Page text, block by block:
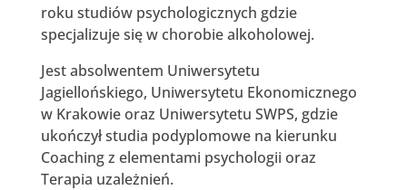
roku studiów psychologicznych gdzie
specjalizuje się w chorobie alkoholowej.
Jest absolwentem Uniwersytetu
Jagiellońskiego, Uniwersytetu Ekonomicznego
w Krakowie oraz Uniwersytetu SWPS, gdzie
ukończył studia podyplomowe na kierunku
Coaching z elementami psychologii oraz
Terapia uzależnień.